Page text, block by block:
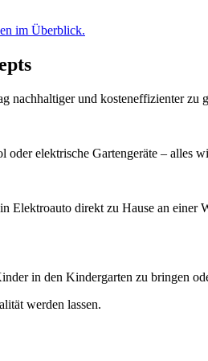
im Überblick.
und kosteneffizienter zu
elektrische Gartengeräte – alles
Elektroauto direkt zu Hause an
in den Kindergarten zu bringen
werden lassen.